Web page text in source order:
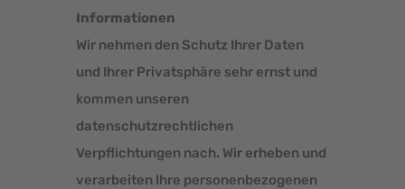
Informationen
Wir nehmen den Schutz Ihrer Daten
und Ihrer Privatsphäre sehr ernst und
kommen unseren
datenschutzrechtlichen
Verpflichtungen nach. Wir erheben und
verarbeiten Ihre personenbezogenen